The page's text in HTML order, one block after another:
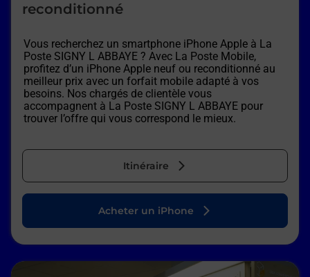
reconditionné
Vous recherchez un smartphone iPhone Apple à La
Poste SIGNY L ABBAYE ? Avec La Poste Mobile,
profitez d’un iPhone Apple neuf ou reconditionné au
meilleur prix avec un forfait mobile adapté à vos
besoins. Nos chargés de clientèle vous
accompagnent à La Poste SIGNY L ABBAYE pour
trouver l’offre qui vous correspond le mieux.
Itinéraire
Acheter un iPhone